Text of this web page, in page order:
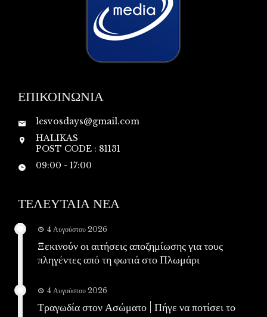
ΕΠΙΚΟΙΝΩΝΙΑ
lesvosdays@gmail.com
HALIKAS
POST CODE : 81131
09:00 - 17:00
ΤΕΛΕΥΤΑΙΑ ΝΕΑ
4 Αυγούστου 2026
Ξεκινούν οι αιτήσεις αποζημίωσης για τους
πληγέντες από τη φωτιά στο Πλωμάρι
4 Αυγούστου 2026
Τραγωδία στον Ασώματο | Πήγε να ποτίσει το